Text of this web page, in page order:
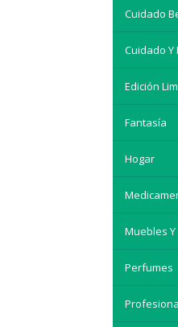
Cuidado
Cuidado Y
Edición
Fantasía
Hogar
Muebles
Perfumes